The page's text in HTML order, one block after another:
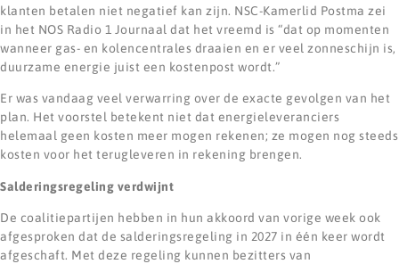
klanten betalen niet negatief kan zijn. NSC-Kamerlid Postma zei
in het NOS Radio 1 Journaal dat het vreemd is “dat op momenten
wanneer gas- en kolencentrales draaien en er veel zonneschijn is,
duurzame energie juist een kostenpost wordt.”
Er was vandaag veel verwarring over de exacte gevolgen van het
plan. Het voorstel betekent niet dat energieleveranciers
helemaal geen kosten meer mogen rekenen; ze mogen nog steeds
kosten voor het terugleveren in rekening brengen.
Salderingsregeling verdwijnt
De coalitiepartijen hebben in hun akkoord van vorige week ook
afgesproken dat de salderingsregeling in 2027 in één keer wordt
afgeschaft. Met deze regeling kunnen bezitters van